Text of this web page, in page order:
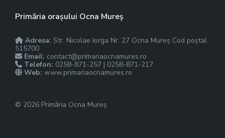
Primăria orașului Ocna Mureș
Adresa: Str. Nicolae Iorga Nr. 27 Ocna Mureș Cod poștal
515700
Email: contact@primariaocnamures.ro
Telefon: 0258-871-257 | 0258-871-217
Web: www.primariaocnamures.ro
© 2026 Primăria Ocna Mureș